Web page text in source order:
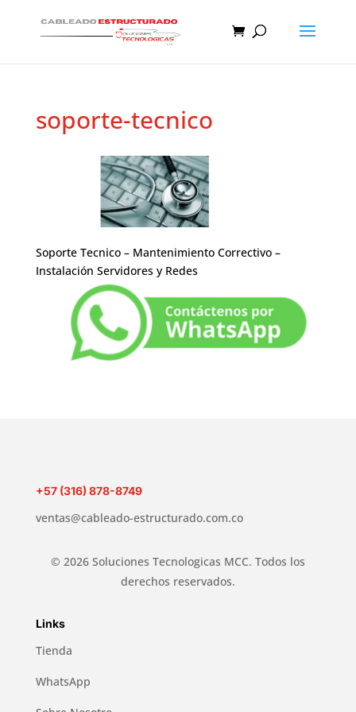
soporte-tecnico
Soporte Tecnico – Mantenimiento Correctivo –
Instalación Servidores y Redes
+57 (316) 878-8749
ventas@cableado-estructurado.com.co
© 2026 Soluciones Tecnologicas MCC. Todos los
derechos reservados.
Links
Tienda
WhatsApp